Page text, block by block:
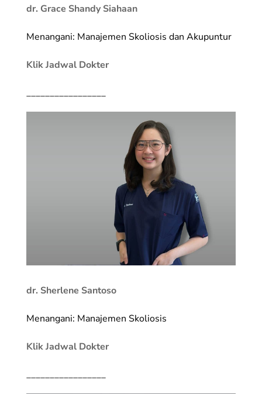
dr. Grace Shandy Siahaan
Menangani: Manajemen Skoliosis dan Akupuntur
Klik Jadwal Dokter
_________________
dr. Sherlene Santoso
Menangani: Manajemen Skoliosis
Klik Jadwal Dokter
_________________